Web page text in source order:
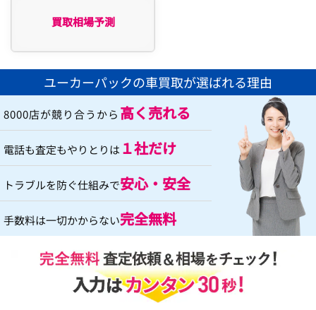
買取相場予測
ユーカーパックの車買取が選ばれる理由
8000店が競り合うから 高く売れる
電話も査定もやりとりは １社だけ
トラブルを防ぐ仕組みで安心・安全
手数料は一切かからない完全無料